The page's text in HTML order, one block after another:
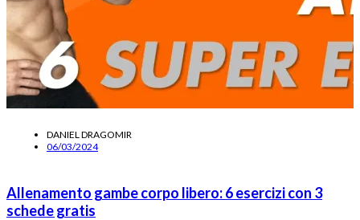
DANIEL DRAGOMIR
06/03/2024
Allenamento gambe corpo libero: 6 esercizi con 3
schede gratis